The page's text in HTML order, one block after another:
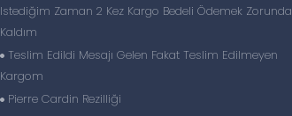
Istediğim Zaman 2 Kez Kargo Bedeli Ödemek Zorunda
Kaldım
Teslim Edildi Mesajı Gelen Fakat Teslim Edilmeyen
Kargom
Pierre Cardin Rezilliği